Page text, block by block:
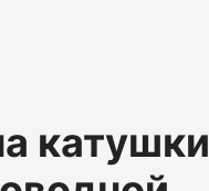
катушки